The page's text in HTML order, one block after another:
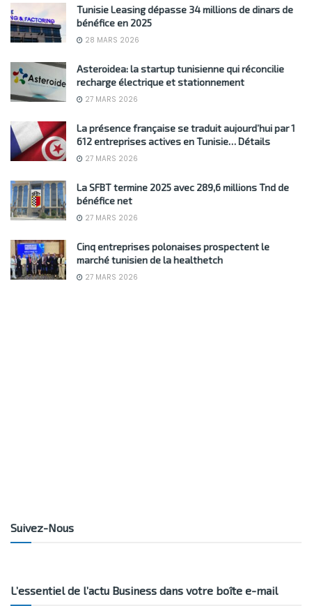
Tunisie Leasing dépasse 34 millions de dinars de
bénéfice en 2025
28 MARS 2026
Asteroidea: la startup tunisienne qui réconcilie
recharge électrique et stationnement
27 MARS 2026
La présence française se traduit aujourd’hui par 1
612 entreprises actives en Tunisie… Détails
27 MARS 2026
La SFBT termine 2025 avec 289,6 millions Tnd de
bénéfice net
27 MARS 2026
Cinq entreprises polonaises prospectent le
marché tunisien de la healthetch
27 MARS 2026
Suivez-Nous
L’essentiel de l’actu Business dans votre boîte e-mail